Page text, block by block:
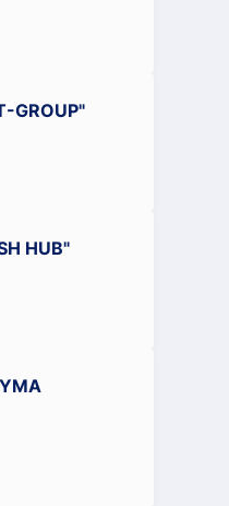
HUB"